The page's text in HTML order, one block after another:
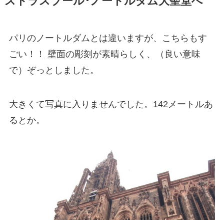
パリのノートルダムとは違いますが、こちらもす
ごい！！ 壁面の彫刻が素晴らしく、（良い意味
で）ぞっとしました。
大きくて写真に入りませんでした。142メートルあ
るとか。